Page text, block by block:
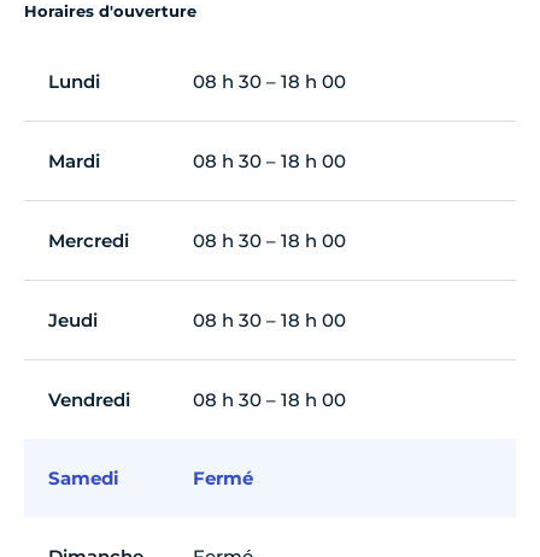
Horaires d'ouverture
Lundi 08 h 30 – 18 h 00
Mardi 08 h 30 – 18 h 00
Mercredi 08 h 30 – 18 h 00
Jeudi 08 h 30 – 18 h 00
Vendredi 08 h 30 – 18 h 00
Samedi Fermé